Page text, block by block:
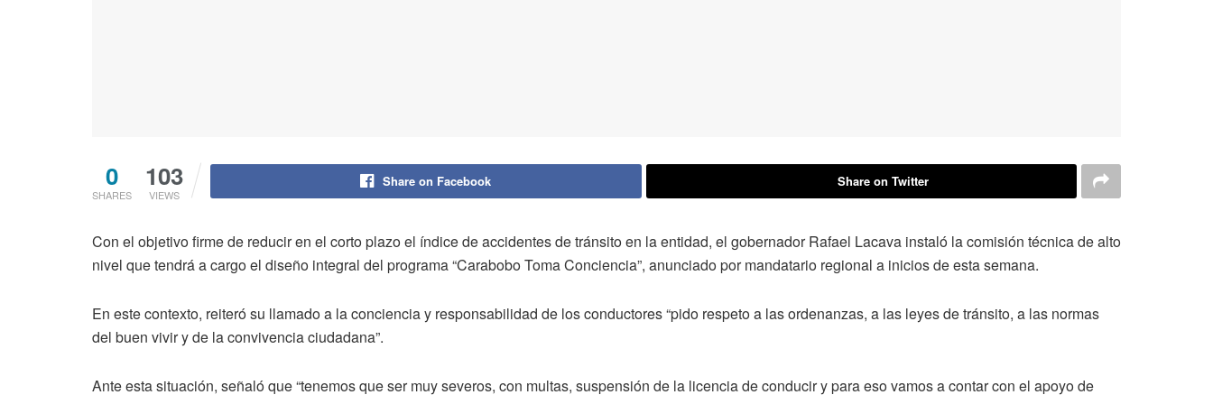
0
SHARES
103
VIEWS
Share on Facebook Share on Twitter
Con el objetivo firme de reducir en el corto plazo el índice de accidentes de tránsito en la entidad, el gobernador Rafael Lacava instaló la comisión técnica de alto
nivel que tendrá a cargo el diseño integral del programa “Carabobo Toma Conciencia”, anunciado por mandatario regional a inicios de esta semana.
En este contexto, reiteró su llamado a la conciencia y responsabilidad de los conductores “pido respeto a las ordenanzas, a las leyes de tránsito, a las normas
del buen vivir y de la convivencia ciudadana”.
Ante esta situación, señaló que “tenemos que ser muy severos, con multas, suspensión de la licencia de conducir y para eso vamos a contar con el apoyo de